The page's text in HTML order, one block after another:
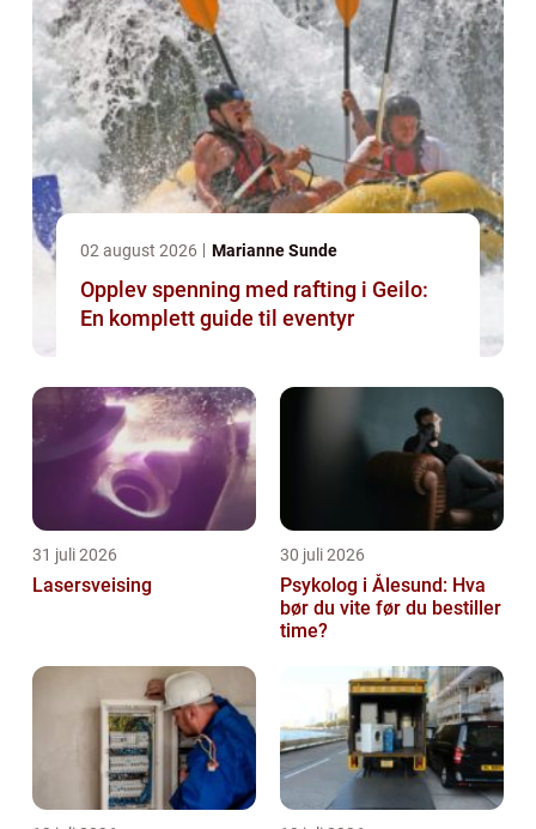
02 august 2026 Marianne Sunde
Opplev spenning med rafting i Geilo:
En komplett guide til eventyr
31 juli 2026
Lasersveising
30 juli 2026
Psykolog i Ålesund: Hva
bør du vite før du bestiller
time?